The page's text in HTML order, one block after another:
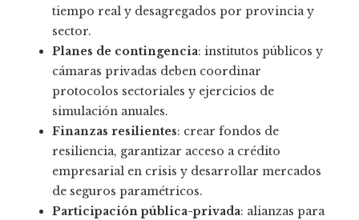
tiempo real y desagregados por provincia y
sector.
Planes de contingencia: institutos públicos y
cámaras privadas deben coordinar
protocolos sectoriales y ejercicios de
simulación anuales.
Finanzas resilientes: crear fondos de
resiliencia, garantizar acceso a crédito
empresarial en crisis y desarrollar mercados
de seguros paramétricos.
Participación pública-privada: alianzas para